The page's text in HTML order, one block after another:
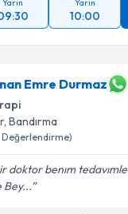
Yarın Yarın
10:00
Emre Durmaz
, Bandırma
Değerlendirme)
doktor benım tedavımle
Bey...